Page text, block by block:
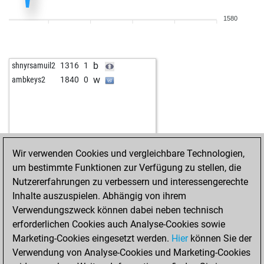
1580
shnyrsamuil2 1316 1 b
ambkeys2 1840 0 w
Wir verwenden Cookies und vergleichbare Technologien,
um bestimmte Funktionen zur Verfügung zu stellen, die
Nutzererfahrungen zu verbessern und interessengerechte
Inhalte auszuspielen. Abhängig von ihrem
Verwendungszweck können dabei neben technisch
erforderlichen Cookies auch Analyse-Cookies sowie
Marketing-Cookies eingesetzt werden. Hierkönnen Sie der
Verwendung von Analyse-Cookies und Marketing-Cookies